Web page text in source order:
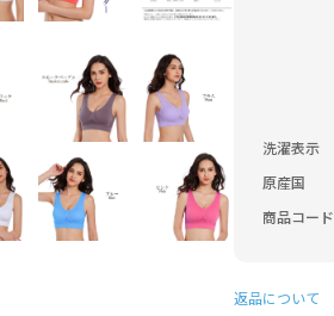
洗濯表示
原産国
商品コード
返品について